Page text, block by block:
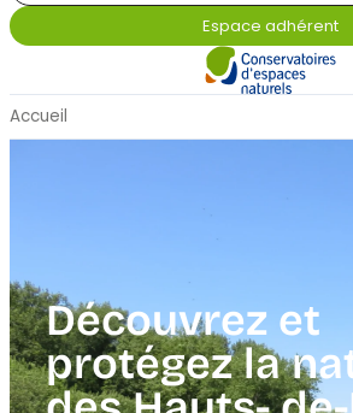
Espace adhérent
Accueil
Découvrez et
protégez la